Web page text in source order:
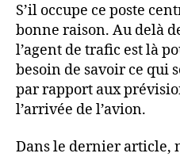
S’il occupe ce poste
bonne raison. Au delà
l’agent de trafic est là
besoin de savoir ce qui
par rapport aux
l’arrivée de l’avion.
Dans le dernier article,